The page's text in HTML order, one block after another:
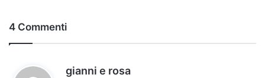
4 Commenti
gianni e rosa